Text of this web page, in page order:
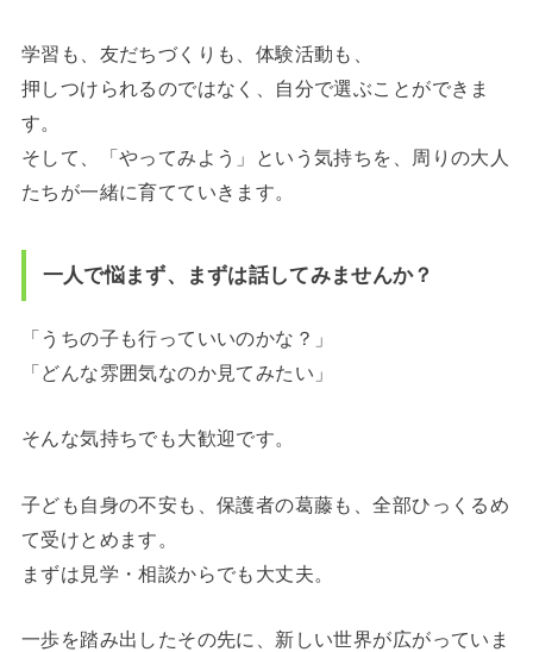
学習も、友だちづくりも、体験活動も、
押しつけられるのではなく、自分で選ぶことができま
す。
そして、「やってみよう」という気持ちを、周りの大人
たちが一緒に育てていきます。
一人で悩まず、まずは話してみませんか？
「うちの子も行っていいのかな？」
「どんな雰囲気なのか見てみたい」
そんな気持ちでも大歓迎です。
子ども自身の不安も、保護者の葛藤も、全部ひっくるめ
て受けとめます。
まずは見学・相談からでも大丈夫。
一歩を踏み出したその先に、新しい世界が広がっていま